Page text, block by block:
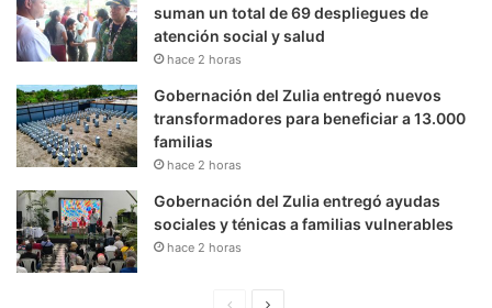
suman un total de 69 despliegues de
atención social y salud
hace 2 horas
Gobernación del Zulia entregó nuevos
transformadores para beneficiar a 13.000
familias
hace 2 horas
Gobernación del Zulia entregó ayudas
sociales y ténicas a familias vulnerables
hace 2 horas